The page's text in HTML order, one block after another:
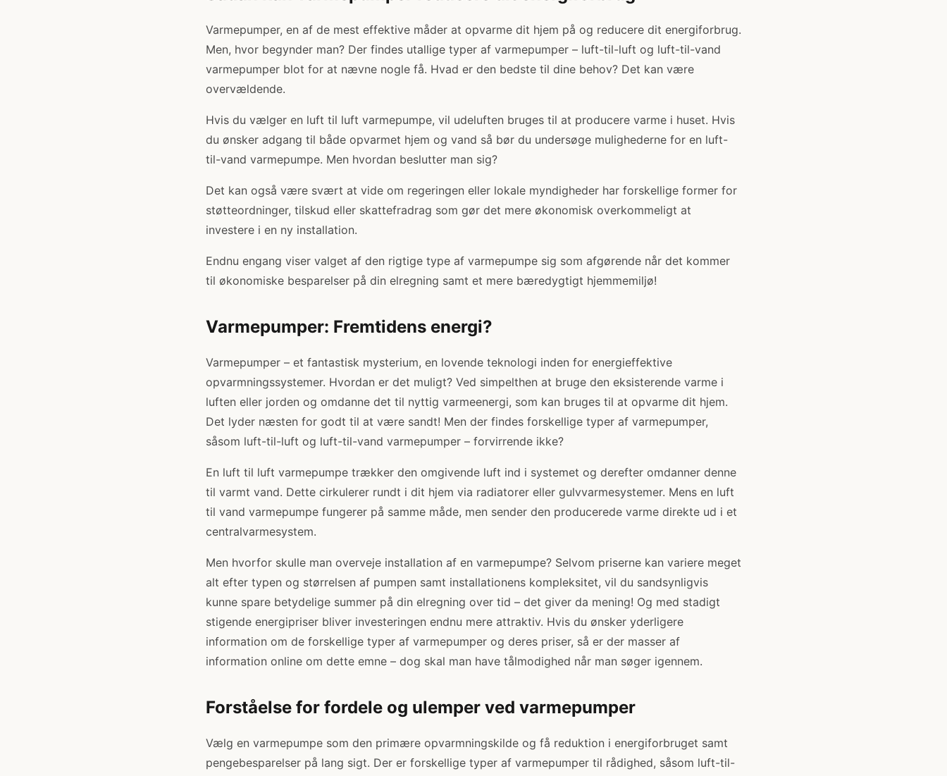
Varmepumper, en af de mest effektive måder at opvarme dit hjem på og reducere dit energiforbrug.
Men, hvor begynder man? Der findes utallige typer af varmepumper – luft-til-luft og luft-til-vand
varmepumper blot for at nævne nogle få. Hvad er den bedste til dine behov? Det kan være
overvældende.
Hvis du vælger en luft til luft varmepumpe, vil udeluften bruges til at producere varme i huset. Hvis
du ønsker adgang til både opvarmet hjem og vand så bør du undersøge mulighederne for en luft-
til-vand varmepumpe. Men hvordan beslutter man sig?
Det kan også være svært at vide om regeringen eller lokale myndigheder har forskellige former for
støtteordninger, tilskud eller skattefradrag som gør det mere økonomisk overkommeligt at
investere i en ny installation.
Endnu engang viser valget af den rigtige type af varmepumpe sig som afgørende når det kommer
til økonomiske besparelser på din elregning samt et mere bæredygtigt hjemmemiljø!
Varmepumper: Fremtidens energi?
Varmepumper – et fantastisk mysterium, en lovende teknologi inden for energieffektive
opvarmningssystemer. Hvordan er det muligt? Ved simpelthen at bruge den eksisterende varme i
luften eller jorden og omdanne det til nyttig varmeenergi, som kan bruges til at opvarme dit hjem.
Det lyder næsten for godt til at være sandt! Men der findes forskellige typer af varmepumper,
såsom luft-til-luft og luft-til-vand varmepumper – forvirrende ikke?
En luft til luft varmepumpe trækker den omgivende luft ind i systemet og derefter omdanner denne
til varmt vand. Dette cirkulerer rundt i dit hjem via radiatorer eller gulvvarmesystemer. Mens en luft
til vand varmepumpe fungerer på samme måde, men sender den producerede varme direkte ud i et
centralvarmesystem.
Men hvorfor skulle man overveje installation af en varmepumpe? Selvom priserne kan variere meget
alt efter typen og størrelsen af pumpen samt installationens kompleksitet, vil du sandsynligvis
kunne spare betydelige summer på din elregning over tid – det giver da mening! Og med stadigt
stigende energipriser bliver investeringen endnu mere attraktiv. Hvis du ønsker yderligere
information om de forskellige typer af varmepumper og deres priser, så er der masser af
information online om dette emne – dog skal man have tålmodighed når man søger igennem.
Forståelse for fordele og ulemper ved varmepumper
Vælg en varmepumpe som den primære opvarmningskilde og få reduktion i energiforbruget samt
pengebesparelser på lang sigt. Der er forskellige typer af varmepumper til rådighed, såsom luft-til-